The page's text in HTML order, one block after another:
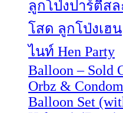
ลูกโป่งปาร์ตี้สล
โสด ลูกโป่งเฮน
ไนท์ Hen Party
Balloon – Sold
Orbz & Condom
Balloon Set